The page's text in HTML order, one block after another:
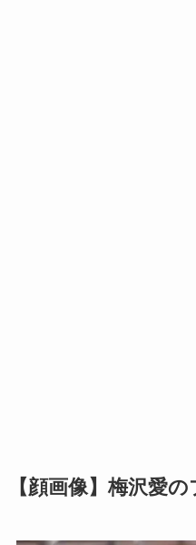
【顔画像】梅沢愛